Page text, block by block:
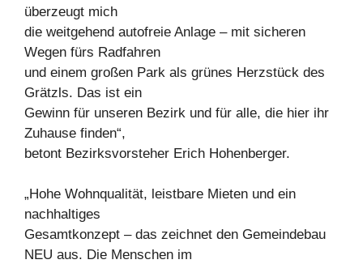
überzeugt mich
die weitgehend autofreie Anlage – mit sicheren
Wegen fürs Radfahren
und einem großen Park als grünes Herzstück des
Grätzls. Das ist ein
Gewinn für unseren Bezirk und für alle, die hier ihr
Zuhause finden“,
betont Bezirksvorsteher Erich Hohenberger.
„Hohe Wohnqualität, leistbare Mieten und ein
nachhaltiges
Gesamtkonzept – das zeichnet den Gemeindebau
NEU aus. Die Menschen im